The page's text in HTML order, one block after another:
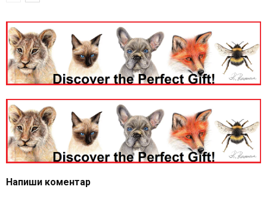
Напиши коментар